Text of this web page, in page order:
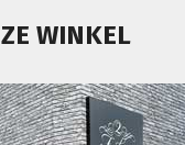
WINKEL